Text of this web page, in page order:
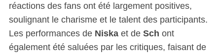
réactions des fans ont été largement positives,
soulignant le charisme et le talent des participants.
Les performances de Niskaet de Sch ont
également été saluées par les critiques, faisant de